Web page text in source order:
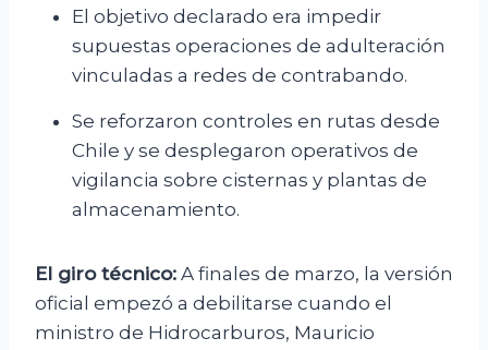
El objetivo declarado era impedir
supuestas operaciones de adulteración
vinculadas a redes de contrabando.
Se reforzaron controles en rutas desde
Chile y se desplegaron operativos de
vigilancia sobre cisternas y plantas de
almacenamiento.
El giro técnico: A finales de marzo, la versión
oficial empezó a debilitarse cuando el
ministro de Hidrocarburos, Mauricio